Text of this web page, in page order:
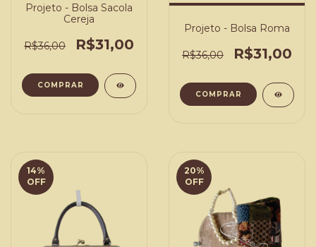
Projeto - Bolsa Sacola
Cereja
R$36,00 R$31,00
COMPRAR
Projeto - Bolsa Roma
R$36,00 R$31,00
COMPRAR
14%
OFF
20%
OFF